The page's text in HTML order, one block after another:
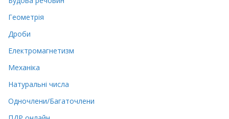
Геометрія
Дроби
Електромагнетизм
Механіка
Натуральні числа
Одночлени/Багаточлени